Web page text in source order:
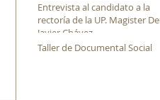
Entrevista al candidato a la
rectoría de la UP. Magister
Javier Chávez
Taller de Documental Social